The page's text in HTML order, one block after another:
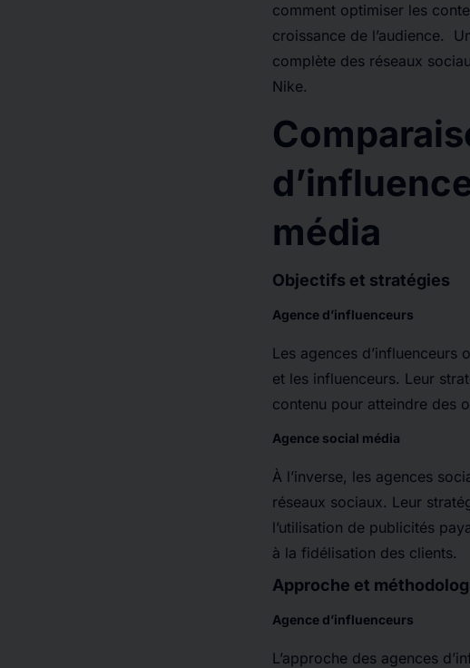
comment optimiser les
croissance de l’audience.
complète des réseaux
Nike.
média
Objectifs et stratégies
Agence d’influenceurs
Les agences
et les influenceurs. Leur
contenu pour atteindre des
Agence social média
À l’inverse, les agences
réseaux sociaux. Leur
l’utilisation de publicités
à la fidélisation des clients.
Approche et
Agence d’influenceurs
L’approche des agences